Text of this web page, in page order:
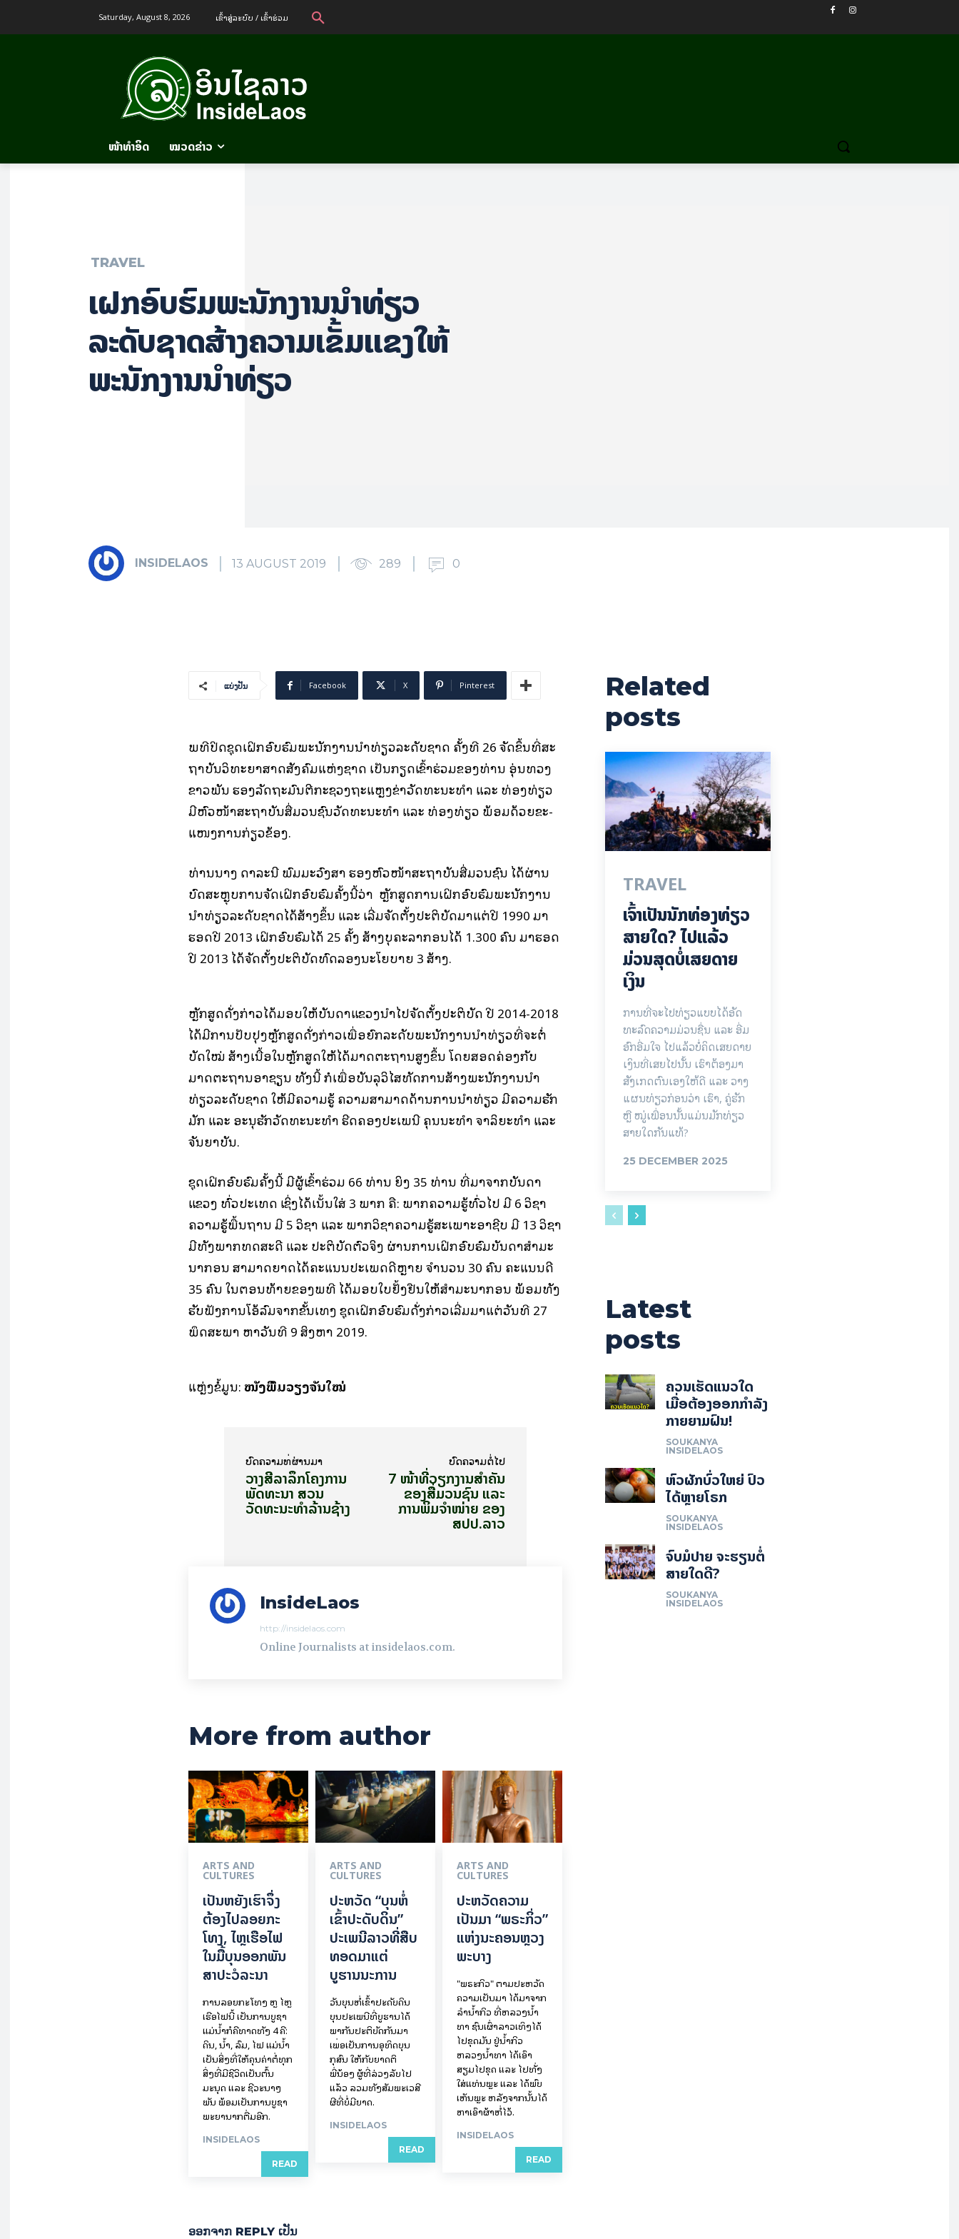
Saturday, August 8, 2026 ເຂົ້າ​ສູ່​ລະ​ບົບ / ເຂົ້າ​ຮ່ວມ
ໜ້າທຳອິດ ໝວດຂ່າວ
TRAVEL
​ເຝິກ­ອົບ­ຮົມ​ພະ­ນັກ­ງານ​ນຳ​ທ່ຽວ​
ລະ­ດັບ​ຊາດສ້າງຄວາມເຂັ້ມແຂງໃຫ້
ພະນັກງານນຳທ່ຽວ
INSIDELAOS 13 AUGUST 2019 289 0
ແບ່ງປັນ Facebook X Pinterest
ພິ­ທີ​ປິດ​ຊຸດ​ເຝິກ­ອົບ­ຮົມ​ພະ­ນັກ­ງານ​ນຳ​ທ່ຽວ​ລະ­ດັບ​ຊາດ ຄັ້ງ​ທີ 26 ຈັດ​ຂຶ້ນ​ທີ່​ສະ​
ຖາ​ບັນ​ວິ­ທະ­ຍາ­ສາດ​ສັງ­ຄົມ​ແຫ່ງ​ຊາດ ເປັນ​ກຽດ​ເຂົ້າ​ຮ່ວມ​ຂອງ​ທ່ານ ອຸ່ນ​ທວງ
ຂາວ​ພັນ ຮອງ​ລັດ​ຖະ​ມົນຕີ​ກະ­ຊວງ​ຖະ­ແຫຼງ​ຂ່າ​ວັດ­ທະ­ນະ­ທຳ ແລະ ທ່ອງ​ທ່ຽວ
ມີ​ຫົວ­ໜ້າ​ສະ​ຖາ​ບັນ​ສື່​ມວນ​ຊົນ​ວັດ­ທະ­ນະ­ທຳ ແລະ ທ່ອງ​ທ່ຽວ ພ້ອມ​ດ້ວຍ​ຂະ­
ແໜງ­ການ​ກ່ຽວ­ຂ້ອງ.
ທ່ານ​ນາງ ດາ​ລະ​ນີ ພົມ​ມະ​ວົງ­ສາ ຮອງ​ຫົວ­ໜ້າ​ສະ​ຖາ​ບັນ​ສື່​ມວນ​ຊົນ ໄດ້​ຜ່ານ​
ບົດ​ສະ­ຫຼຸບ​ການ​ຈັດ​ເຝິກ­ອົບ­ຮົມ​ຄັ້ງ​ນີ້​ວ່າ ຫຼັກ­ສູດ​ການ​ເຝິກ­ອົບ­ຮົມ​ພະ­ນັກ­ງານ​
ນຳ​ທ່ຽວ​ລະ­ດັບ​ຊາດ​ໄດ້​ສ້າງ​ຂຶ້ນ ແລະ ເລີ່ມ​ຈັດ​ຕັ້ງ​ປະ­ຕິ­ບັດ​ມາ​ແຕ່​ປີ 1990 ມາ​
ຮອດ​ປີ 2013 ເຝິກ­ອົບ­ຮົມ​ໄດ້ 25 ຄັ້ງ ສ້າງ​ບຸ​ຄະ­ລາ​ກອນ​ໄດ້ 1.300 ຄົນ ມາ​ຮອດ​
ປີ 2013 ໄດ້​ຈັດ​ຕັ້ງ​ປະ­ຕິ­ບັດ​ທົດ​ລອງ​ນະ­ໂຍ­ບາຍ 3 ສ້າງ.
ຫຼັກ­ສູດ​ດັ່ງ­ກ່າວ​ໄດ້​ມອບ​ໃຫ້​ບັນ­ດາ​ແຂວງ​ນຳ­ໄປ​ຈັດ​ຕັ້ງ​ປະ­ຕິ­ບັດ ປີ 2014-2018
ໄດ້​ມີ​ການ​ປັບ­ປຸງ​ຫຼັກ­ສູດ​ດັ່ງ­ກ່າວ​ເພື່ອ​ຍົກ​ລະ­ດັບ​ພະ­ນັກ­ງານ​ນຳ​ທ່ຽວ​ທີ່​ຈະ​ຕໍ່​
ບັດ​ໃໝ່ ສ້າງ​ເນື້ອ​ໃນ​ຫຼັກ­ສູດ​ໃຫ້​ໄດ້​ມາດ­ຕະ­ຖານ​ສູງ​ຂຶ້ນ ໂດຍ​ສອດ­ຄ່ອງ​ກັບ​
ມາດ­ຕະ­ຖານ​ອາ​ຊຽນ ທັງ​ນີ້ ກໍ​ເພື່ອ​ບັນ­ລຸ​ວິ­ໄສ​ທັດ​ການ​ສ້າງ​ພະ­ນັກ­ງານ​ນຳ​
ທ່ຽວ​ລະ­ດັບ​ຊາດ ໃຫ້​ມີ​ຄວາມ​ຮູ້ ຄວາມ​ສາ­ມາດ​ດ້ານ​ການ​ນຳ​ທ່ຽວ ມີ​ຄວາມ​ຮັກ​
ມັກ ແລະ ອະ­ນຸ​ຮັກ​ວັດ­ທະ­ນະ­ທຳ ຮີດ­ຄອງ​ປະ­ເພ­ນີ ຄຸນ​ນະ​ທຳ ຈາ​ລິ​ຍະ​ທຳ ແລະ
ຈັນ​ຍາ​ບັນ.
ຊຸດ​ເຝິກ­ອົບ­ຮົມ​ຄັ້ງ​ນີ້ ມີ​ຜູ້​ເຂົ້າ​ຮ່ວມ 66 ທ່ານ ຍິງ 35 ທ່ານ ທີ່​ມາ​ຈາກ​ບັນ­ດາ​
ແຂວງ ທົ່ວ​ປະ­ເທດ ເຊິ່ງ​ໄດ້​ເນັ້ນ​ໃສ່ 3 ພາກ ຄື: ພາກ​ຄວາມ​ຮູ້​ທົ່ວ​ໄປ ມີ 6 ວິ­ຊາ
ຄວາມ​ຮູ້​ພື້ນ­ຖານ ມີ 5 ວິ­ຊາ ແລະ ພາກ​ວິ­ຊາ​ຄວາມ​ຮູ້​ສະ­ເພາະ​ອາ­ຊີບ ມີ 13 ວິ­ຊາ
ມີ​ທັງ​ພາກ​ທິດ​ສະ​ດີ ແລະ ປະ­ຕິ­ບັດ​ຕົວ​ຈິງ ຜ່ານ​ການ​ເຝິກ­ອົບ­ຮົມ​ບັນ­ດາ​ສຳ​ມະ​
ນາ​ກອນ ສາ­ມາດ​ຍາດ​ໄດ້​ຄະ­ແນນ​ປະ­ເພດ​ດີ​ຫຼາຍ ຈຳ­ນວນ 30 ຄົນ ຄະ­ແນນ​ດີ
35 ຄົນ ໃນ​ຕອນ​ທ້າຍ​ຂອງ​ພິ­ທີ ໄດ້​ມອບ​ໃບ­ຢັ້ງ­ຢືນ​ໃຫ້​ສຳ​ມະ​ນາ​ກອນ ພ້ອມ​ທັງ​
ຮັບ​ຟັງ​ການ​ໂອ້​ລົມ​ຈາກ​ຂັ້ນ​ເທິງ ຊຸດ​ເຝິກ­ອົບ­ຮົມ​ດັ່ງ­ກ່າວ​ເລີ່ມ​ມາ​ແຕ່​ວັນ​ທີ 27
ພຶດ­ສະ­ພາ ຫາ​ວັນ​ທີ 9 ສິງ­ຫາ 2019.
ແຫຼ່ງຂໍ້ມູນ: ໜັງສືພິມວຽງຈັນໃໝ່
ບົດ​ຄວາມ​ທີ່​ຜ່ານ​ມາ
ວາງສີລາລຶກໂຄງການ
ພັດທະນາ ສວນ
ວັດທະນະທຳລ້ານຊ້າງ
ບົດ​ຄວາມ​ຕໍ່​ໄປ
7 ໜ້າທີ່ວຽກງານສຳຄັນ
ຂອງສື່ມວນຊົນ ແລະ
ການພິມຈຳໜ່າຍ ຂອງ
ສປປ.ລາວ
InsideLaos
http://insidelaos.com
Online Journalists at insidelaos.com.
More from author
ARTS AND
CULTURES
ເປັນ​ຫຍັງ​ເຮົາ​ຈຶ່ງ​
ຕ້ອງ​ໄປລອຍ​ກະ​
ໂທງ, ໄຫຼ​ເຮືອ​ໄຟ
ໃນ​ມື້​​ບຸນ​ອອກ​ພັນ​
ສາ​ປະ​ວໍ​ລະ​ນາ
ການລອຍ​ກະ​ໂທງ ຫຼື ໄຫຼ
ເຮືອໄຟນີ້ ເປັນການບູຊາ
ແມ່ນໍ້າກໍຄືທາດທັງ 4 ຄື:
ດິນ, ນໍ້າ, ລົມ, ໄຟ ແມ່ນໍ້າ
ເປັນສິ່ງທີ່ໃຫ້ຄຸນຄ່າຕໍ່ທຸກ
ສິ່ງທີ່ມີຊີວິດເປັນຕົ້ນ
ມະນຸດ ແລະ ຊີວະນາໆ
ພັນ ພ້ອມເປັນການບູຊາ
ພະຍານາກຕື່ມອີກ.
INSIDELAOS
READ
ARTS AND
CULTURES
ປະຫວັດ “ບຸນຫໍ່
ເຂົ້າປະດັບດິນ”
ປະເພນີລາວທີ່ສືບ
ທອດມາແຕ່
ບູຮານນະການ
ວັນບຸນຫໍ່ເຂົ້າປະດັບດິນ
ບຸນປະເພນີທີ່ບູຮານໄດ້
ພາກັນປະຕິບັດກັນມາ
ເພື່ອເປັນການອຸທິດບຸນ
ກຸສົນ ໃຫ້ກັບຍາດຕິ
ພີ່ນ້ອງ ຜູ້ທີ່ລ່ວງລັບໄປ
ແລ້ວ ລວມທັງສັມພະເວສີ
ຜີທີ່ບໍ່ມີຍາດ.
INSIDELAOS
READ
ARTS AND
CULTURES
ປະຫວັດຄວາມ
ເປັນມາ “ພຣະກິ່ວ”
ແຫ່ງນະຄອນຫຼວງ
ພະບາງ
"ພຣະກິວ" ຕາມປະຫວັດ
ຄວາມເປັນມາ ໄດ້ມາຈາກ
ລຳນ້ຳກິວ ທີ່ຫລວງນ້ຳ
ທາ ຊົນເຜົ່າລາວເທິງໄດ້
ໄປຂຸດມັນ ຢູ່ນ້ຳກິວ
ຫລວງນ້ຳທາ ໄດ້ເອົາ
ສຽມໄປຂຸດ ແລະ ໄປທັ່ງ
ໃສ່ແທ່ນພຼະ ແລະ ໄດ້ພົບ
ເຫັນພຼະ ຫລັງຈາກນັ້ນໄດ້
ຫາເອົາຜ້າຫໍ່ໄວ້.
INSIDELAOS
READ
ອອກ​ຈາກ REPLY ເປັນ
Related
posts
TRAVEL
ເຈົ້າເປັນນັກທ່ອງທ່ຽວ
ສາຍໃດ? ໄປແລ້ວ
ມ່ວນສຸດບໍ່ເສຍດາຍ
ເງິນ
ການທີ່ຈະໄປທ່ຽວແບບໄດ້ອັດ
ທະລົດຄວາມມ່ວນຊື່ນ ແລະ ອີ່ມ
ອົກອີ່ມໃຈ ໄປແລ້ວບໍ່ຄິດເສຍດາຍ
ເງິນທີ່ເສຍໄປນັ້ນ ເຮົາຕ້ອງມາ
ສັງເກດຕົນເອງໃຫ້ດີ ແລະ ວາງ
ແຜນທ່ຽວກ່ອນວ່າ ເຮົາ, ຄູ່ຮັກ
ຫຼື ໝູ່ເພື່ອນນັ້ນແມ່ນມັກທ່ຽວ
ສາຍໃດກັນແທ້?
25 DECEMBER 2025
Latest
posts
ຄວນເຮັດແນວໃດ
ເມື່ອຕ້ອງອອກກຳລັງ
ກາຍຍາມຝົນ!
SOUKANYA
INSIDELAOS
ຫົວຜັກບົ່ວໃຫຍ່ ປົວ
ໄດ້ຫຼາຍໂຣກ
SOUKANYA
INSIDELAOS
ຈົບມໍປາຍ ຈະຮຽນຕໍ່
ສາຍໃດດີ?
SOUKANYA
INSIDELAOS